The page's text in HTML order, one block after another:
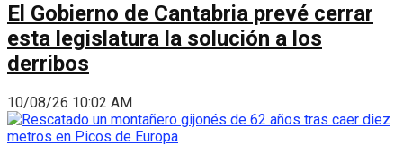
El Gobierno de Cantabria prevé cerrar
esta legislatura la solución a los
derribos
10/08/26 10:02 AM